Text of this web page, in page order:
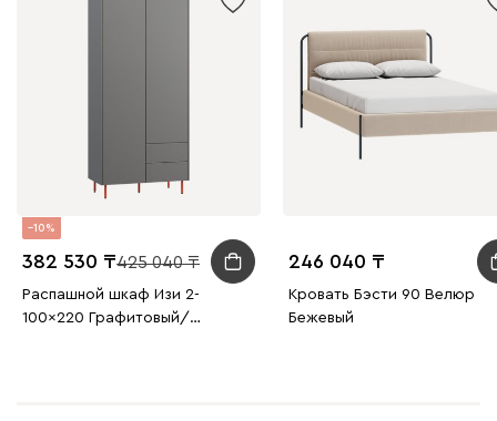
10
382 530 425 040
Распашной шкаф Изи 2-
100x220 Графитовый/
246 040
Кровать Бэсти 90 Велюр
Бежевый